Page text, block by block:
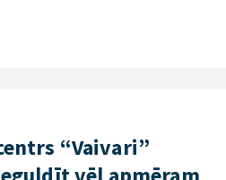
“Vaivari”